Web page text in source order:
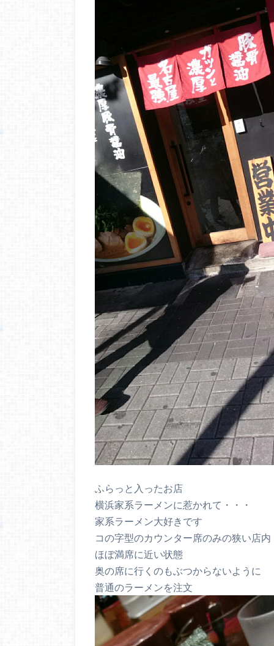
ふらっと入ったお店
横浜家系ラーメンに惹かれて・・・
家系ラーメン大好きです
コの字型のカウンター席のみの狭い店内
ほぼ満席に近い状態
奥の席に行くのもぶつからないように
普通のラーメンを注文